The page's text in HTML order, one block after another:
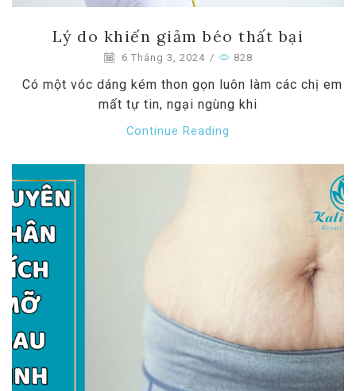
Lý do khiến giảm béo thất bại
6 Tháng 3, 2024 / 828
Có một vóc dáng kém thon gọn luôn làm các chị em
mất tự tin, ngại ngùng khi
Continue Reading